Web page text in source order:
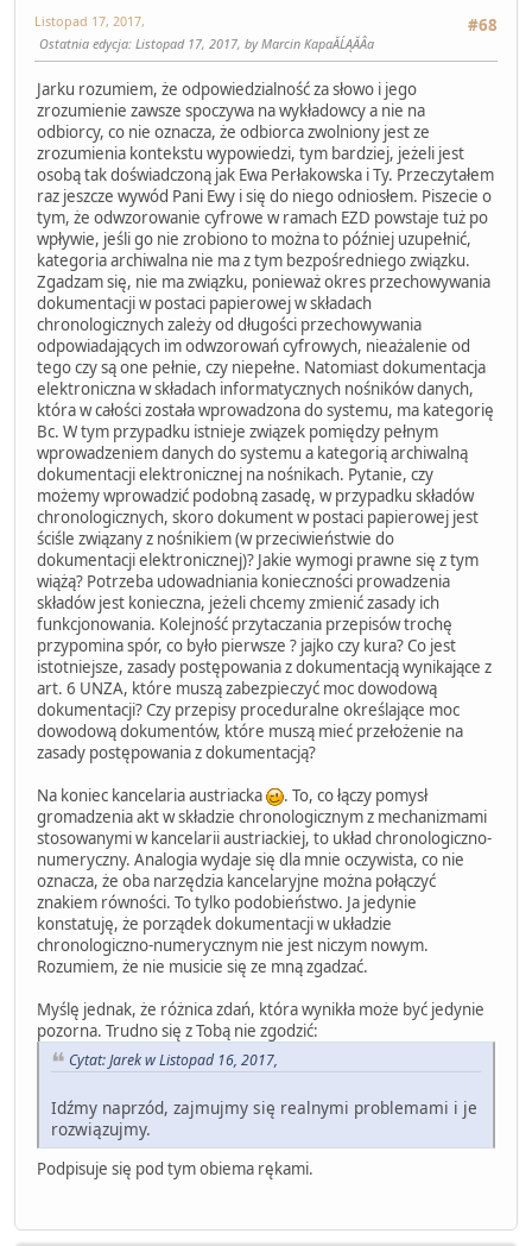
#68
Listopad 17, 2017,
Ostatnia edycja: Listopad 17, 2017, by Marcin KapaĂĹĄĂÂa
Jarku rozumiem, że odpowiedzialność za słowo i jego
zrozumienie zawsze spoczywa na wykładowcy a nie na
odbiorcy, co nie oznacza, że odbiorca zwolniony jest ze
zrozumienia kontekstu wypowiedzi, tym bardziej, jeżeli jest
osobą tak doświadczoną jak Ewa Perłakowska i Ty. Przeczytałem
raz jeszcze wywód Pani Ewy i się do niego odniosłem. Piszecie o
tym, że odwzorowanie cyfrowe w ramach EZD powstaje tuż po
wpływie, jeśli go nie zrobiono to można to później uzupełnić,
kategoria archiwalna nie ma z tym bezpośredniego związku.
Zgadzam się, nie ma związku, ponieważ okres przechowywania
dokumentacji w postaci papierowej w składach
chronologicznych zależy od długości przechowywania
odpowiadających im odwzorowań cyfrowych, nieażalenie od
tego czy są one pełnie, czy niepełne. Natomiast dokumentacja
elektroniczna w składach informatycznych nośników danych,
która w całości została wprowadzona do systemu, ma kategorię
Bc. W tym przypadku istnieje związek pomiędzy pełnym
wprowadzeniem danych do systemu a kategorią archiwalną
dokumentacji elektronicznej na nośnikach. Pytanie, czy
możemy wprowadzić podobną zasadę, w przypadku składów
chronologicznych, skoro dokument w postaci papierowej jest
ściśle związany z nośnikiem (w przeciwieństwie do
dokumentacji elektronicznej)? Jakie wymogi prawne się z tym
wiążą? Potrzeba udowadniania konieczności prowadzenia
składów jest konieczna, jeżeli chcemy zmienić zasady ich
funkcjonowania. Kolejność przytaczania przepisów trochę
przypomina spór, co było pierwsze ? jajko czy kura? Co jest
istotniejsze, zasady postępowania z dokumentacją wynikające z
art. 6 UNZA, które muszą zabezpieczyć moc dowodową
dokumentacji? Czy przepisy proceduralne określające moc
dowodową dokumentów, które muszą mieć przełożenie na
zasady postępowania z dokumentacją?
Na koniec kancelaria austriacka
. To, co łączy pomysł
gromadzenia akt w składzie chronologicznym z mechanizmami
stosowanymi w kancelarii austriackiej, to układ chronologiczno-
numeryczny. Analogia wydaje się dla mnie oczywista, co nie
oznacza, że oba narzędzia kancelaryjne można połączyć
znakiem równości. To tylko podobieństwo. Ja jedynie
konstatuję, że porządek dokumentacji w układzie
chronologiczno-numerycznym nie jest niczym nowym.
Rozumiem, że nie musicie się ze mną zgadzać.
Myślę jednak, że różnica zdań, która wynikła może być jedynie
pozorna. Trudno się z Tobą nie zgodzić:
Cytat: Jarek w Listopad 16, 2017,
Idźmy naprzód, zajmujmy się realnymi problemami i je
rozwiązujmy.
Podpisuje się pod tym obiema rękami.